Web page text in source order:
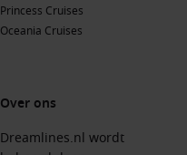
Princess Cruises
Oceania Cruises
Over ons
Dreamlines.nl wordt